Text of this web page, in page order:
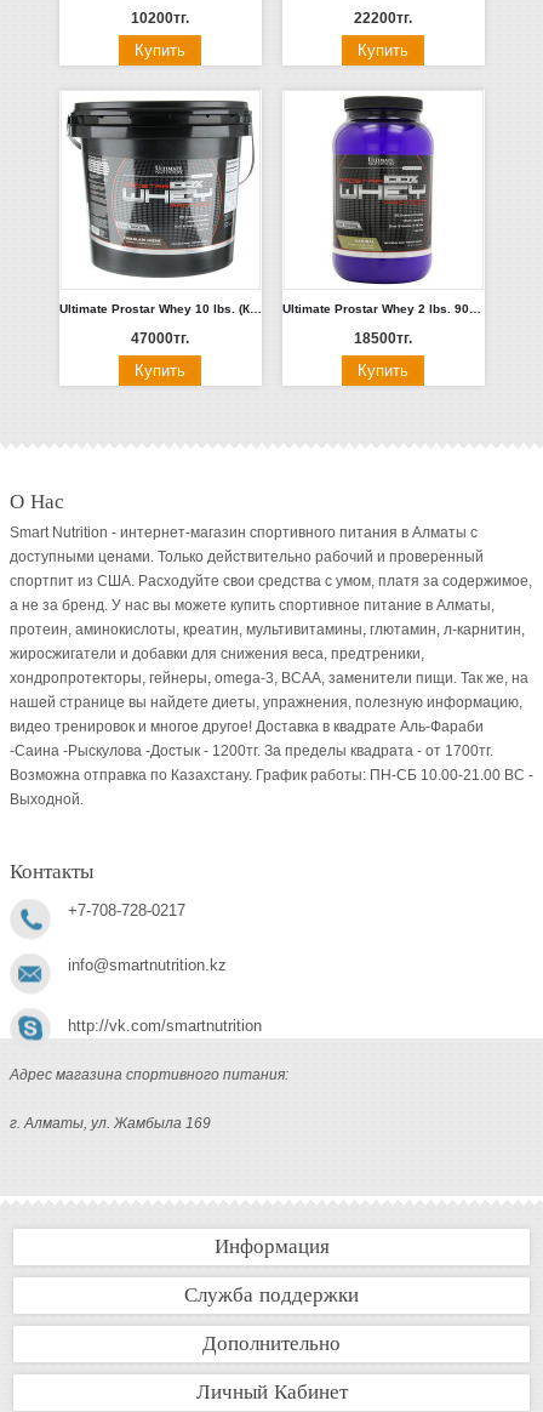
10200тг. 22200тг.
Ultimate Prostar Whey 10 lbs. (Клубника, Шоколад)
47000тг.
Ultimate Prostar Whey 2 lbs. 900гр (Манго)
18500тг.
О Нас
Smart Nutrition - интернет-магазин спортивного питания в Алматы с
доступными ценами. Только действительно рабочий и проверенный
спортпит из США. Расходуйте свои средства с умом, платя за содержимое,
а не за бренд. У нас вы можете купить спортивное питание в Алматы,
протеин, аминокислоты, креатин, мультивитамины, глютамин, л-карнитин,
жиросжигатели и добавки для снижения веса, предтреники,
хондропротекторы, гейнеры, omega-3, BCAA, заменители пищи. Так же, на
нашей странице вы найдете диеты, упражнения, полезную информацию,
видео тренировок и многое другое! Доставка в квадрате Аль-Фараби
-Саина -Рыскулова -Достык - 1200тг. За пределы квадрата - от 1700тг.
Возможна отправка по Казахстану. График работы: ПН-СБ 10.00-21.00 ВC -
Выходной.
Контакты
+7-708-728-0217
info@smartnutrition.kz
http://vk.com/smartnutrition
Адрес магазина спортивного питания:
г. Алматы, ул. Жамбыла 169
Информация
Служба поддержки
Дополнительно
Личный Кабинет